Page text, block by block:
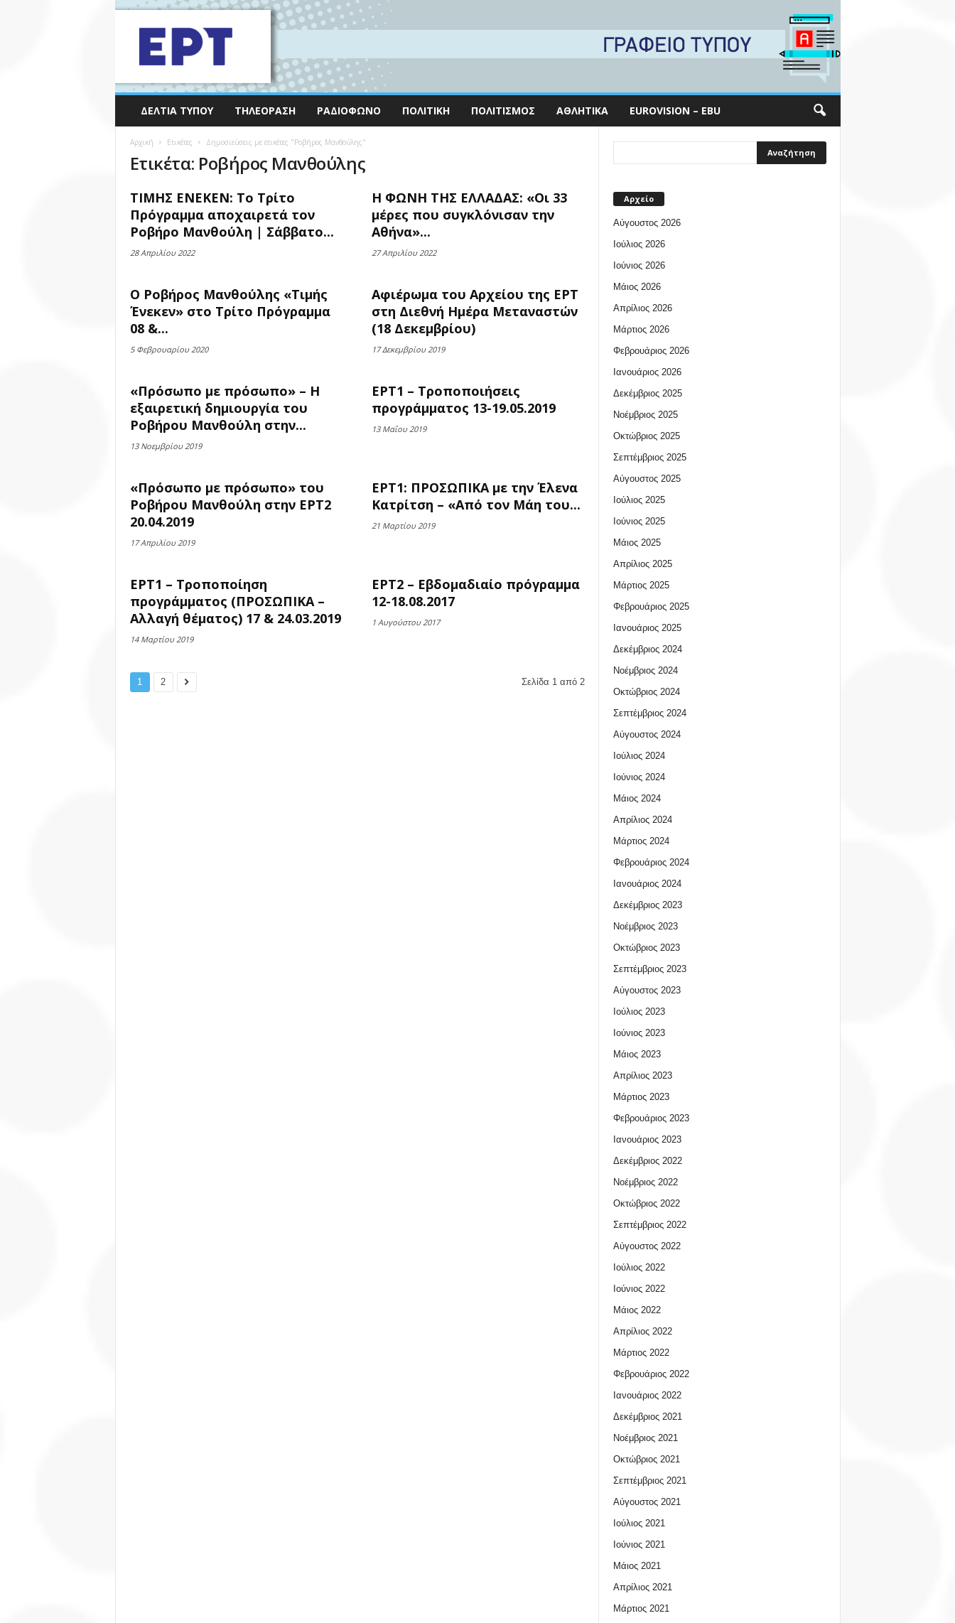
ΔΕΛΤΊΑ ΤΎΠΟΥ ΤΗΛΕΌΡΑΣΗ ΡΑΔΙΌΦΩΝΟ ΠΟΛΙΤΙΚΉ ΠΟΛΙΤΙΣΜΌΣ ΑΘΛΗΤΙΚΆ EUROVISION – EBU
Αρχική Ετικέτες Δημοσιεύσεις με ετικέτες "Ροβήρος Μανθούλης"
Ετικέτα: Ροβήρος Μανθούλης
ΤΙΜΗΣ ΕΝΕΚΕΝ: Το Τρίτο
Πρόγραμμα αποχαιρετά τον
Ροβήρο Μανθούλη | Σάββατο...
28 Απριλίου 2022
Η ΦΩΝΗ ΤΗΣ ΕΛΛΑΔΑΣ: «Οι 33
μέρες που συγκλόνισαν την
Αθήνα»...
27 Απριλίου 2022
Ο Ροβήρος Μανθούλης «Τιμής
Ένεκεν» στο Τρίτο Πρόγραμμα
08 &...
5 Φεβρουαρίου 2020
Αφιέρωμα του Αρχείου της ΕΡΤ
στη Διεθνή Ημέρα Μεταναστών
(18 Δεκεμβρίου)
17 Δεκεμβρίου 2019
«Πρόσωπο με πρόσωπο» – Η
εξαιρετική δημιουργία του
Ροβήρου Μανθούλη στην...
13 Νοεμβρίου 2019
ΕΡΤ1 – Τροποποιήσεις
προγράμματος 13-19.05.2019
13 Μαΐου 2019
«Πρόσωπο με πρόσωπο» του
Ροβήρου Μανθούλη στην ΕΡΤ2
20.04.2019
17 Απριλίου 2019
ΕΡΤ1: ΠΡΟΣΩΠΙΚΑ με την Έλενα
Κατρίτση – «Από τον Μάη του...
21 Μαρτίου 2019
ΕΡΤ1 – Τροποποίηση
προγράμματος (ΠΡΟΣΩΠΙΚΑ –
Αλλαγή θέματος) 17 & 24.03.2019
14 Μαρτίου 2019
ΕΡΤ2 – Εβδομαδιαίο πρόγραμμα
12-18.08.2017
1 Αυγούστου 2017
1 2 Σελίδα 1 από 2
Αρχείο
Αύγουστος 2026
Ιούλιος 2026
Ιούνιος 2026
Μάιος 2026
Απρίλιος 2026
Μάρτιος 2026
Φεβρουάριος 2026
Ιανουάριος 2026
Δεκέμβριος 2025
Νοέμβριος 2025
Οκτώβριος 2025
Σεπτέμβριος 2025
Αύγουστος 2025
Ιούλιος 2025
Ιούνιος 2025
Μάιος 2025
Απρίλιος 2025
Μάρτιος 2025
Φεβρουάριος 2025
Ιανουάριος 2025
Δεκέμβριος 2024
Νοέμβριος 2024
Οκτώβριος 2024
Σεπτέμβριος 2024
Αύγουστος 2024
Ιούλιος 2024
Ιούνιος 2024
Μάιος 2024
Απρίλιος 2024
Μάρτιος 2024
Φεβρουάριος 2024
Ιανουάριος 2024
Δεκέμβριος 2023
Νοέμβριος 2023
Οκτώβριος 2023
Σεπτέμβριος 2023
Αύγουστος 2023
Ιούλιος 2023
Ιούνιος 2023
Μάιος 2023
Απρίλιος 2023
Μάρτιος 2023
Φεβρουάριος 2023
Ιανουάριος 2023
Δεκέμβριος 2022
Νοέμβριος 2022
Οκτώβριος 2022
Σεπτέμβριος 2022
Αύγουστος 2022
Ιούλιος 2022
Ιούνιος 2022
Μάιος 2022
Απρίλιος 2022
Μάρτιος 2022
Φεβρουάριος 2022
Ιανουάριος 2022
Δεκέμβριος 2021
Νοέμβριος 2021
Οκτώβριος 2021
Σεπτέμβριος 2021
Αύγουστος 2021
Ιούλιος 2021
Ιούνιος 2021
Μάιος 2021
Απρίλιος 2021
Μάρτιος 2021